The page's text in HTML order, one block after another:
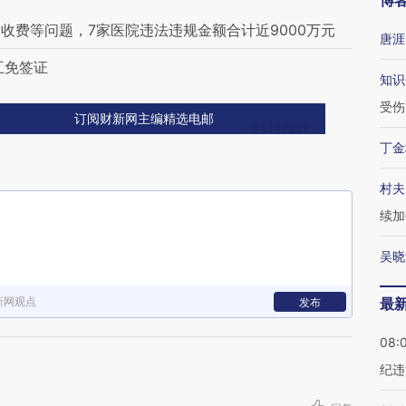
费等问题，7家医院违法违规金额合计近9000万元
签证
订阅财新网主编精选电邮
网观点 发布
唐涯
知
受伤
丁
村
续
吴
最
纪